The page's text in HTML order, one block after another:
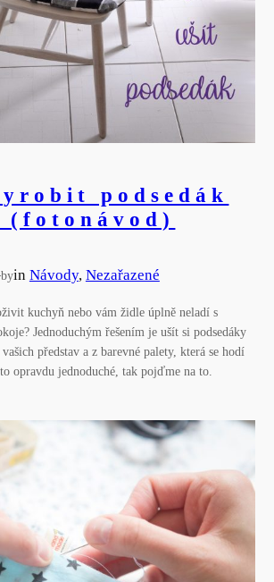
podsedák
byin Návody, Nezařazené
kuchyň nebo vám židle úplně neladí s
Jednoduchým řešením je ušít si podsedáky
představ a z barevné palety, která se hodí
opravdu jednoduché, tak pojďme na to.